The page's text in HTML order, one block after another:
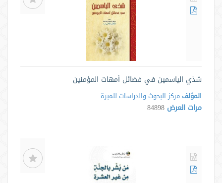
شذي الياسمين في فضائل أمهات المؤمنين
المؤلف مركز البحوث والدراسات للمبرة
مرات العرض 84898